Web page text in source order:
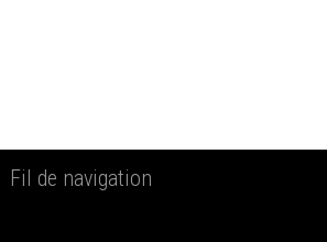
Fil de navigation